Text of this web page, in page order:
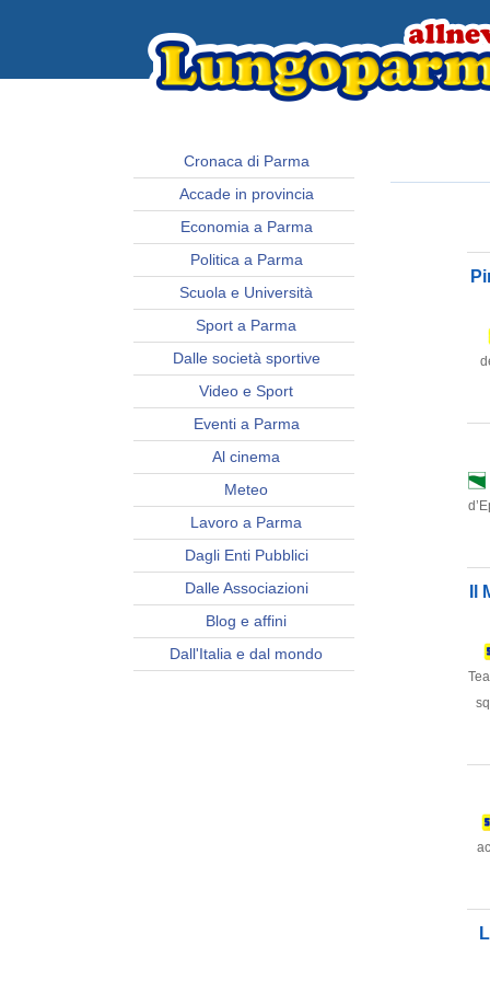
Cronaca di Parma
Accade in provincia
Economia a Parma
Politica a Parma
Scuola e Università
Sport a Parma
Dalle società sportive
Video e Sport
Eventi a Parma
Al cinema
Meteo
Lavoro a Parma
Dagli Enti Pubblici
Dalle Associazioni
Blog e affini
Dall'Italia e dal mondo
Il